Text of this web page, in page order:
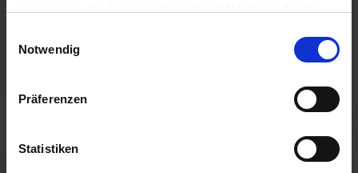
haben.
Wir setzen im Rahmen des Trackings auch Dienstleister
in Drittländern außerhalb der EU mit abweichenden
Datenschutzbestimmungen ein, wodurch das Risiko von
übermittelter Daten bestehen kann.
Notwendig
Präferenzen
Statistiken